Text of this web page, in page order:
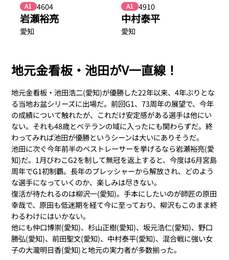
A1 4604
岩瀬裕亮
愛知
A1 4910
中村泰平
愛知
地元金看板・池田がV一直線！
地元金看板・池田浩二(愛知)が優勝した22年以来、4年ぶりとな
る当地お盆シリーズに出場だ。前回G1、73周年の展望で、今年
の成績について触れたが、これだけ安定感がある選手は他にい
ない。それも48歳とベテランの域に入ったにも関わらずだ。終
わってみれば池田が優勝というシーンは大いにありそうだ。
池田に次ぐ今年前半のベストレーサーを挙げるなら岩瀬裕亮(愛
知)だ。1月びわこG2を制して無冠を返上すると、今度は6月宮島
周年でG1初制覇。長年のプレッシャーから解放され、どのよう
な選手になっていくのか、楽しみは尽きない。
復活が待たれるのは柳沢一(愛知)。手本にしたいのが師匠の原田
幸哉で、原田も低迷期を経て今に至っており、柳沢もこのまま終
わるわけにはいかない。
他にも仲口博崇(愛知)、杉山正樹(愛知)、坂元浩仁(愛知)、野口
勝弘(愛知)、前田聖文(愛知)、中村泰平(愛知)、混合戦に強い女
子の大瀧明日香(愛知)と地元の実力者が多数揃った。